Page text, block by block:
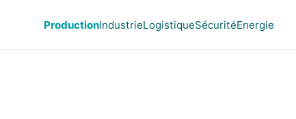
ProductionIndustrieLogistiqueSécuritéEnergie